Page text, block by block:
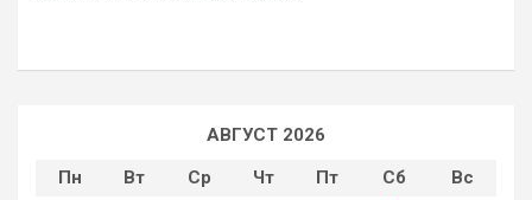
АВГУСТ 2026
Пн
Вт Ср Чт Пт Сб
Вс